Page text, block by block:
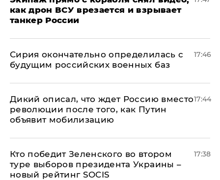
как дрон ВСУ врезается и взрывает
танкер России
Сирия окончательно определилась с
будущим российских военных баз
17:46
Дикий описал, что ждет Россию вместо
революции после того, как Путин
объявит мобилизацию
17:44
Кто победит Зеленского во втором
туре выборов президента Украины –
новый рейтинг SOCIS
17:38